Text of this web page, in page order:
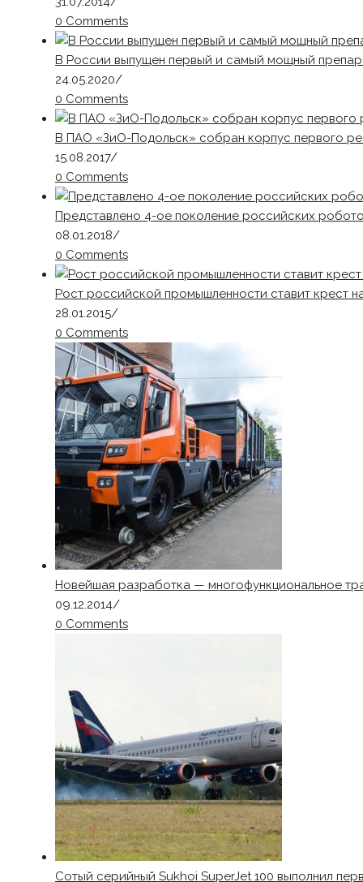
0 Comments
В России выпущен первый и самый мощный
24.05.2020/
0 Comments
В ПАО «ЗиО-Подольск» собран корпус первого
15.08.2017/
0 Comments
Представлено 4-ое поколение российских
08.01.2018/
0 Comments
Рост российской промышленности ставит крест
28.01.2015/
0 Comments
Новейшая разработка — многофункциональное
09.12.2014/
0 Comments
Сотый серийный Sukhoi SuperJet 100 выполнил